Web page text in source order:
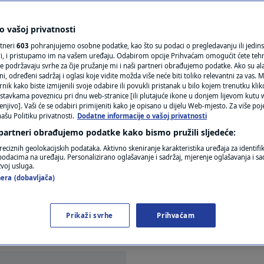
N1(DIS)INFO
FOTO
VIDEO
poznato i kome su
| SVIJET | 5 komentara
nuklearna reaktora za podmornice, moguće
96 kilometara od obale Španjolske nakon što
Barracuda, navodi se u istrazi.Pročitaj više
vašoj privatnosti
603 pohranjujemo osobne podatke, kao što su podaci o pregledavanju ili
i pristupamo im na vašem uređaju. Odabirom opcije Prihvaćam omogućit ćete
podržavaju svrhe za čije pružanje mi i naši partneri obrađujemo podatke. Ako su
određeni sadržaj i oglasi koje vidite možda više neće biti toliko relevantni za vas.
kako biste izmijenili svoje odabire ili povukli pristanak u bilo kojem trenutku
poveznicu pri dnu web-stranice [ili plutajuće ikone u donjem lijevom kutu
Vaši će se odabiri primijeniti kako je opisano u dijelu Web-mjesto. Za više
Politiku privatnosti. Dodatne informacije o vašoj privatnosti
obrađujemo podatke kako bismo pružili sljedeće:
geolokacijskih podataka. Aktivno skeniranje karakteristika uređaja za
na uređaju. Personalizirano oglašavanje i sadržaj, mjerenje oglašavanja i
usluga.
(dobavljača)
Prikaži svrhe Prihvaćam